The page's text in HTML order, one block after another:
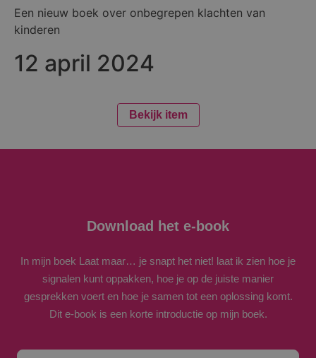
Een nieuw boek over onbegrepen klachten van
kinderen
12 april 2024
Bekijk item
Download het e-book
In mijn boek Laat maar… je snapt het niet! laat ik zien hoe je
signalen kunt oppakken, hoe je op de juiste manier
gesprekken voert en hoe je samen tot een oplossing komt.
Dit e-book is een korte introductie op mijn boek.